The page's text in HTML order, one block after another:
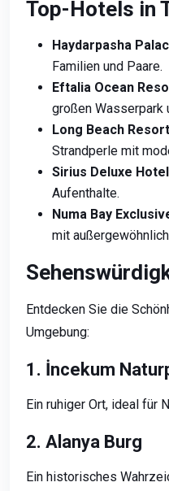
Top-Hotels in
Haydarpasha
Familien und Paare.
Eftalia Ocean
großen Wasserpark
Long Beach
Strandperle mit
Sirius Deluxe Hotel
Aufenthalte.
Numa Bay
mit
Entdecken Sie die
Umgebung:
1. İncekum
Ein ruhiger Ort, ideal für
2. Alanya Burg
Ein historisches